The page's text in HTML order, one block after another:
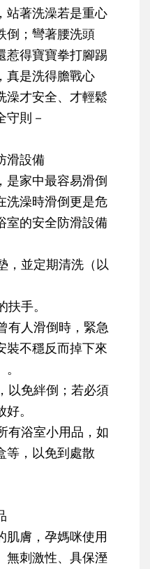
著洗澡若是重心
倒；彎著腰洗頭
惹得寶寶拳打腳踢
真是洗得膽戰心
澡才安全、才輕鬆
守則－
滑設備
家中最容易滑倒
洗澡時滑倒更是危
室的安全防滑設備
，並定期清洗（以
手。
有人滑倒時，緊急
裝不穩反而掉下來
以免絆倒；若必須
。
有浴室小用品，如
等，以免到處散
膚，孕媽咪使用
無刺激性、具保溼